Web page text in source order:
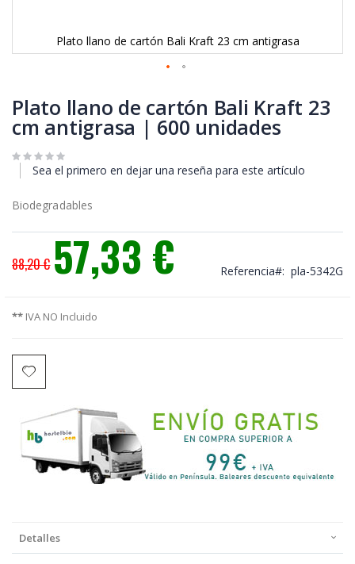
Plato llano de cartón Bali Kraft 23 cm antigrasa
al
comienzo
de
galería
Plato llano de cartón Bali Kraft 23
cm antigrasa | 600 unidades
Sea el primero en dejar una reseña para este artículo
Biodegradables
88,20 €
Precio
especial
57,33 € Referencia pla-5342G
** IVA NO Incluido
Detalles